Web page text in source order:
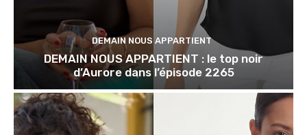
DEMAIN NOUS APPARTIENT
DEMAIN NOUS APPARTIENT : le top noir
d’Aurore dans l’épisode 2265